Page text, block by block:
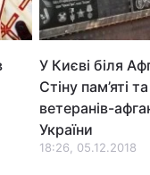
Лонгріди
Відео з Youtube
Інтерв'ю
У Києві біля
Стіну пам’яті
ветеранів-
України
18:26, 05.12.2018